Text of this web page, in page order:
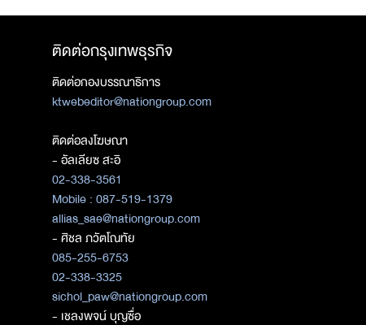
ติดต่อกรุงเทพธุรกิจ
ติดต่อกองบรรณาธิการ
ktwebeditor@nationgroup.com
ติดต่อลงโฆษณา
- อัลเลียซ สะอิ
02-338-3561
Mobile : 087-519-1379
allias_sae@nationgroup.com
- ศิชล ภวัตโณทัย
085-255-6753
02-338-3325
sichol_paw@nationgroup.com
- เชลงพจน์ บุญซื่อ